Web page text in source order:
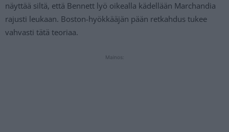
näyttää siltä, että Bennett lyö oikealla kädellään Marchandia
rajusti leukaan. Boston-hyökkääjän pään retkahdus tukee
vahvasti tätä teoriaa.
Mainos: